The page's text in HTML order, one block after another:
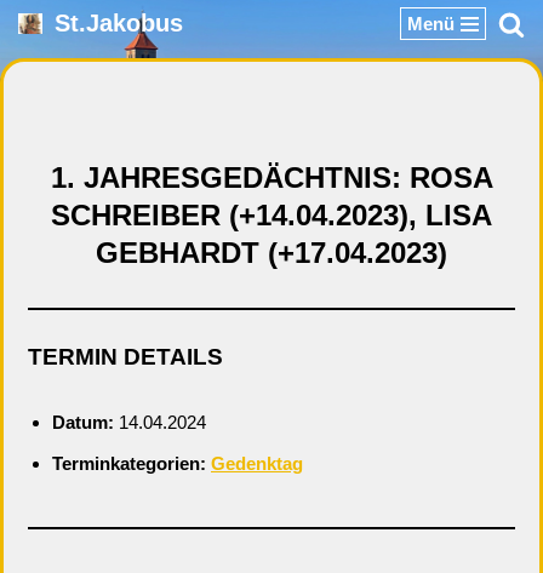
Zum
St.Jakobus Menü
1. JAHRESGEDÄCHTNIS: ROSA
SCHREIBER (+14.04.2023), LISA
GEBHARDT (+17.04.2023)
TERMIN DETAILS
Datum: 14.04.2024
Terminkategorien: Gedenktag